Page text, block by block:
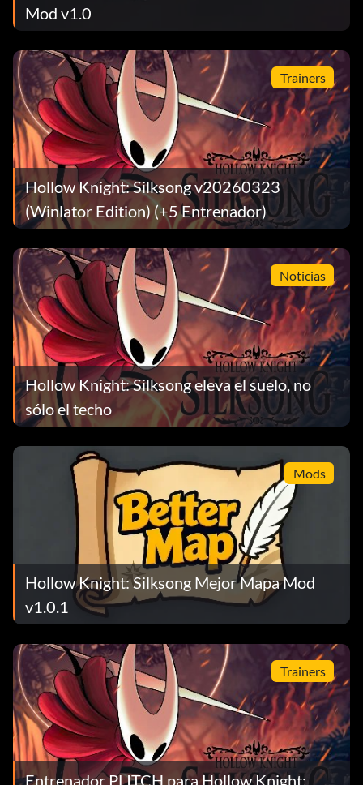
Mod v1.0
Trainers
Hollow Knight: Silksong v20260323
(Winlator Edition) (+5 Entrenador)
Noticias
Hollow Knight: Silksong eleva el suelo, no
sólo el techo
Mods
Hollow Knight: Silksong Mejor Mapa Mod
v1.0.1
Trainers
Entrenador PLITCH para Hollow Knight: